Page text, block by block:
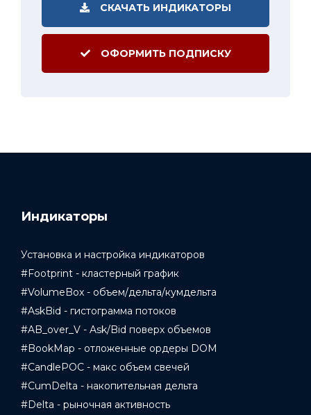
СКАЧАТЬ ИНДИКАТОРЫ
ОФОРМИТЬ ПОДПИСКУ
Индикаторы
Установка и настройка индикаторов
#Footprint - кластерный график
#VolumeBox - объем/дельта/кумдельта
#AskBid - гистограмма потоков
#AB_over_V - Ask/Bid поверх объемов
#BookMap - отложенные ордеры DOM
#CandlePOC - макс объем свечей
#CumDelta - накопительная дельта
#Delta - рыночная активность